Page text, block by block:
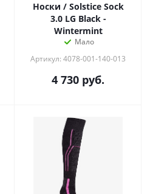
Носки / Solstice Sock
3.0 LG Black -
Wintermint
Мало
Артикул: 4078-001-140-013
4 730 руб.